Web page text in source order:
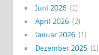
Juni 2026(1)
April 2026(2)
Januar 2026(1)
Dezember 2025 (1)